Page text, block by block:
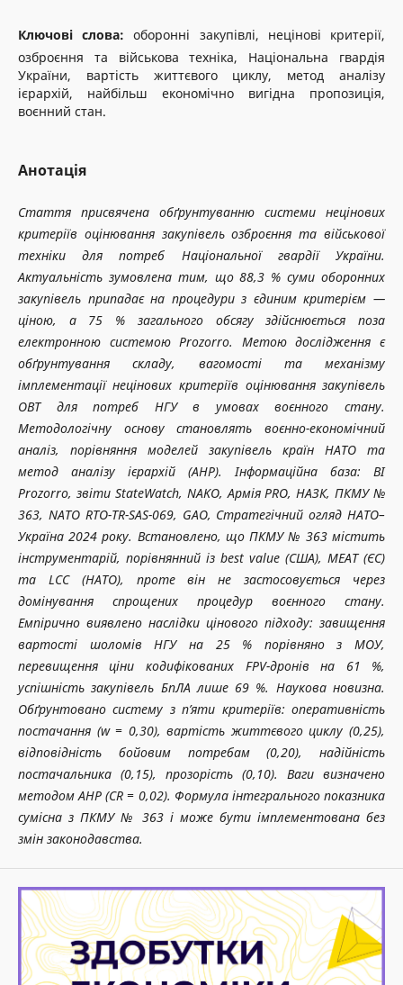
Ключові слова:оборонні закупівлі, нецінові критерії,
озброєння та військова техніка, Національна гвардія
України, вартість життєвого циклу, метод аналізу
ієрархій, найбільш економічно вигідна пропозиція,
воєнний стан.
Анотація
Стаття присвячена обґрунтуванню системи нецінових
критеріїв оцінювання закупівель озброєння та військової
техніки для потреб Національної гвардії України.
Актуальність зумовлена тим, що 88,3 % суми оборонних
закупівель припадає на процедури з єдиним критерієм —
ціною, а 75 % загального обсягу здійснюється поза
електронною системою Prozorro. Метою дослідження є
обґрунтування складу, вагомості та механізму
імплементації нецінових критеріїв оцінювання закупівель
ОВТ для потреб НГУ в умовах воєнного стану.
Методологічну основу становлять воєнно-економічний
аналіз, порівняння моделей закупівель країн НАТО та
метод аналізу ієрархій (AHP). Інформаційна база: BI
Prozorro, звіти StateWatch, NAKO, Армія PRO, НАЗК, ПКМУ №
363, NATO RTO-TR-SAS-069, GAO, Стратегічний огляд НАТО–
Україна 2024 року. Встановлено, що ПКМУ № 363 містить
інструментарій, порівнянний із best value (США), MEAT (ЄС)
та LCC (НАТО), проте він не застосовується через
домінування спрощених процедур воєнного стану.
Емпірично виявлено наслідки цінового підходу: завищення
вартості шоломів НГУ на 25 % порівняно з МОУ,
перевищення ціни кодифікованих FPV-дронів на 61 %,
успішність закупівель БпЛА лише 69 %. Наукова новизна.
Обґрунтовано систему з п’яти критеріїв: оперативність
постачання (w = 0,30), вартість життєвого циклу (0,25),
відповідність бойовим потребам (0,20), надійність
постачальника (0,15), прозорість (0,10). Ваги визначено
методом AHP (CR = 0,02). Формула інтегрального показника
сумісна з ПКМУ № 363 і може бути імплементована без
змін законодавства.